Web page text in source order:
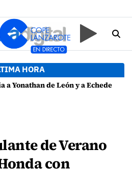
HORA
y a Echedey Eugenio por presuntas anomalías en contratos festivos
de Verano
con